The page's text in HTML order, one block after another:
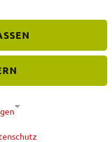
der Erkran­
bestimm­
besteht zudem